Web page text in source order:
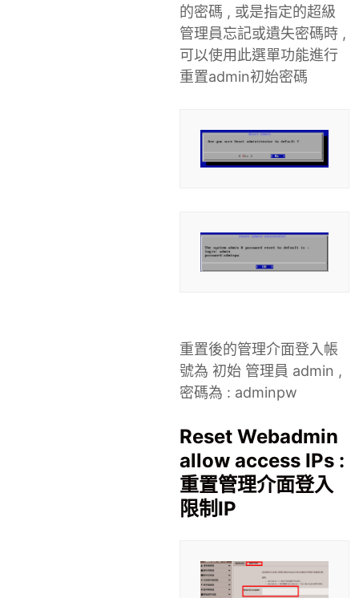
的密碼 , 或是指定的超級
管理員忘記或遺失密碼時 ,
可以使用此選單功能進行
重置admin初始密碼
重置後的管理介面登入帳
號為 初始 管理員 admin ,
密碼為 : adminpw
Reset Webadmin
allow access IPs :
重置管理介面登入
限制IP